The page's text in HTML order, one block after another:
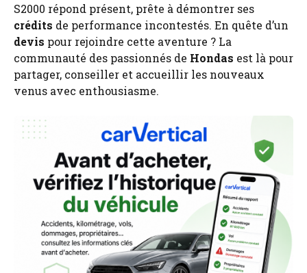
S2000 répond présent, prête à démontrer ses
crédits de performance incontestés. En quête d’un
devis pour rejoindre cette aventure ? La
communauté des passionnés de Hondas est là pour
partager, conseiller et accueillir les nouveaux
venus avec enthousiasme.